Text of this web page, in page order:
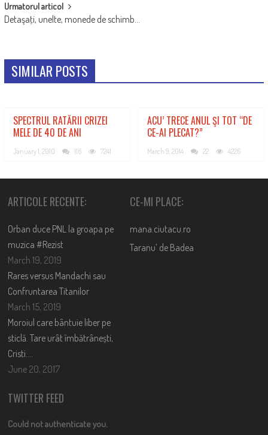
Urmatorul articol
Detaşaţi, unelte, monede de schimb…
SIMILAR POSTS
SPECTRUL RATĂRII CRIZEI
MELE DE 40 DE ANI
January 1, 2010 116 7241
ACU’ TRECE ANUL ŞI TOT “DE
CE-AI PLECAT?”
March 9, 2014 22 4226
ARTICOLE RECENTE:
Orban duce PNL la groapa pe
muzica #Rezist
March 19, 2019
Rares versus Mandachi sau
Confruntarea Titanilor
March 15, 2019
Moroiul care bântuie liber pe
sticlă. Tare urât îmbătrânești,
Cristi….
June 20, 2017
CE-MI PLACE:
mana.ciutacu.ro
Taranu’ de Badea
TWITTER FEED
Could not authenticate you.